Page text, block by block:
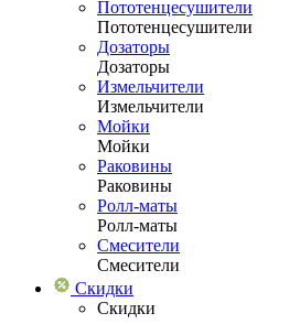
Пототенцесушители
Пототенцесушители
Дозаторы
Дозаторы
Измельчители
Измельчители
Мойки
Мойки
Раковины
Раковины
Ролл-маты
Ролл-маты
Смесители
Смесители
Скидки
Скидки